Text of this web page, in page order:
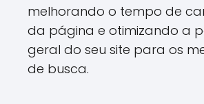
melhorando o tempo de
da página e otimizando a
geral do seu site para os
de busca.